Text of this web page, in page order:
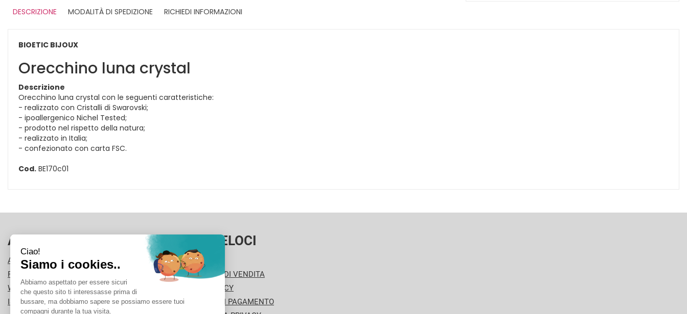
DESCRIZIONE
MODALITÀ DI SPEDIZIONE RICHIEDI INFORMAZIONI
BIOETIC BIJOUX
Orecchino luna crystal
Descrizione
Orecchino luna crystal con le seguenti caratteristiche:
- realizzato con Cristalli di Swarovski;
- ipoallergenico Nichel Tested;
- prodotto nel rispetto della natura;
- realizzato in Italia;
- confezionato con carta FSC.
Cod. BE170c01
AREA UTENTE
ACCEDI
REGISTRATI
WISHLIST
ISCRIZIONE ALLA NEWSLETTER
LINK VELOCI
CONTATTI
CONDIZIONI DI VENDITA
COOKIE POLICY
MODALITÀ DI PAGAMENTO